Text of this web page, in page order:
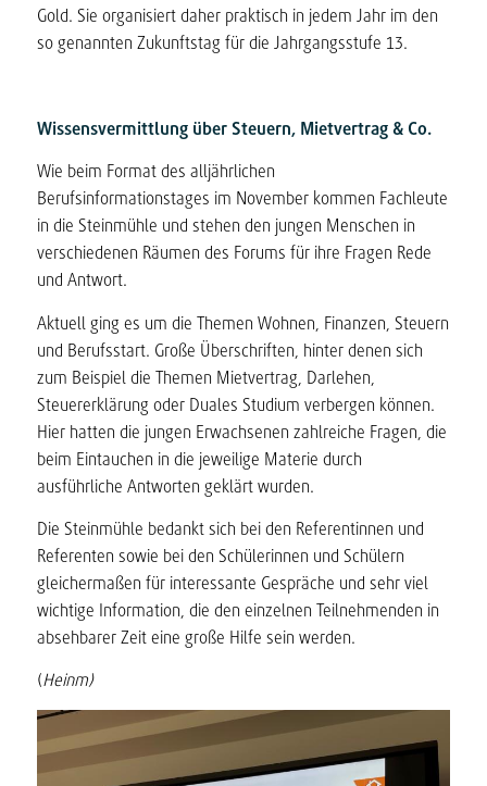
Gold. Sie organisiert daher praktisch in jedem Jahr im den
so genannten Zukunftstag für die Jahrgangsstufe 13.
Wissensvermittlung über Steuern, Mietvertrag & Co.
Wie beim Format des alljährlichen
Berufsinformationstages im November kommen Fachleute
in die Steinmühle und stehen den jungen Menschen in
verschiedenen Räumen des Forums für ihre Fragen Rede
und Antwort.
Aktuell ging es um die Themen Wohnen, Finanzen, Steuern
und Berufsstart. Große Überschriften, hinter denen sich
zum Beispiel die Themen Mietvertrag, Darlehen,
Steuererklärung oder Duales Studium verbergen können.
Hier hatten die jungen Erwachsenen zahlreiche Fragen, die
beim Eintauchen in die jeweilige Materie durch
ausführliche Antworten geklärt wurden.
Die Steinmühle bedankt sich bei den Referentinnen und
Referenten sowie bei den Schülerinnen und Schülern
gleichermaßen für interessante Gespräche und sehr viel
wichtige Information, die den einzelnen Teilnehmenden in
absehbarer Zeit eine große Hilfe sein werden.
(Heinm)